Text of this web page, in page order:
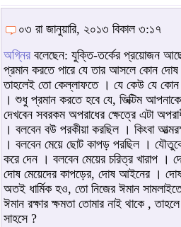
০৩ রা জানুয়ারি, ২০১৩ বিকাল ৩:১৭
অগ্নির বলেছেন: যুক্তি-তর্কের প্রয়োজন
প্রমান করতে পারে যে তার আসলে কোন দোষ
তাহলেই তো কেল্লাফতে । যে কেউ যে কোন
। শুধু প্রমান করতে হবে যে, ভিক্টিম
দেখবেন সবরকম অপরাধের ক্ষেত্রে এটা
। বলবেন বউ পরকীয়া করছিল । কিংবা
। বলবেন মেয়ে ছোট কাপড় পরছিল ।
করে দেন । বলবেন মেয়ের চরিত্র খারাপ ।
দোষ মেয়েদের কাপড়ের, দোষ আইনের ।
অতই ধার্মিক হও, তো নিজের ঈমান
ঈমান রক্ষার ক্ষমতা তোমার নাই থাকে ,
সাহসে ?